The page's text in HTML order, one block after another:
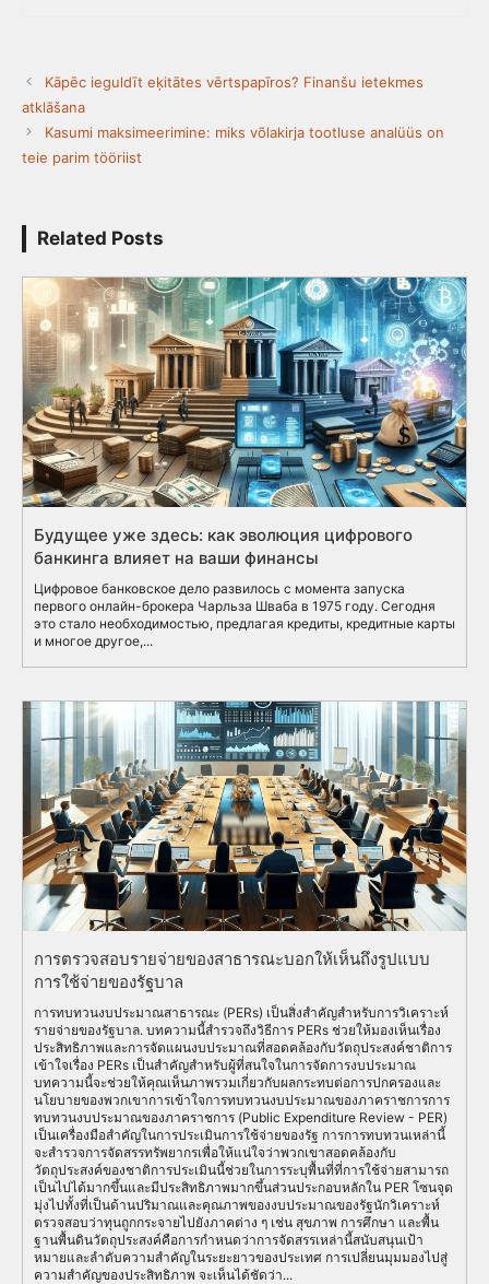
Kāpēc ieguldīt eķitātes vērtspapīros? Finanšu ietekmes
atklāšana
Kasumi maksimeerimine: miks võlakirja tootluse analüüs on
teie parim tööriist
Related Posts
Будущее уже здесь: как эволюция цифрового
банкинга влияет на ваши финансы
Цифровое банковское дело развилось с момента запуска
первого онлайн-брокера Чарльза Шваба в 1975 году. Сегодня
это стало необходимостью, предлагая кредиты, кредитные карты
и многое другое,...
การตรวจสอบรายจ่ายของสาธารณะบอกให้เห็นถึงรูปแบบ
การใช้จ่ายของรัฐบาล
การทบทวนงบประมาณสาธารณะ (PERs) เป็นสิ่งสำคัญสำหรับการวิเคราะห์
รายจ่ายของรัฐบาล. บทความนี้สำรวจถึงวิธีการ PERs ช่วยให้มองเห็นเรื่อง
ประสิทธิภาพและการจัดแผนงบประมาณที่สอดคล้องกับวัตถุประสงค์ชาติการ
เข้าใจเรื่อง PERs เป็นสำคัญสำหรับผู้ที่สนใจในการจัดการงบประมาณ
บทความนี้จะช่วยให้คุณเห็นภาพรวมเกี่ยวกับผลกระทบต่อการปกครองและ
นโยบายของพวกเขาการเข้าใจการทบทวนงบประมาณของภาคราชการการ
ทบทวนงบประมาณของภาคราชการ (Public Expenditure Review - PER)
เป็นเครื่องมือสำคัญในการประเมินการใช้จ่ายของรัฐ การการทบทวนเหล่านี้
จะสำรวจการจัดสรรทรัพยากรเพื่อให้แน่ใจว่าพวกเขาสอดคล้องกับ
วัตถุประสงค์ของชาติการประเมินนี้ช่วยในการระบุพื้นที่ที่การใช้จ่ายสามารถ
เป็นไปได้มากขึ้นและมีประสิทธิภาพมากขึ้นส่วนประกอบหลักใน PER โซนจุด
มุ่งไปทั้งที่เป็นด้านปริมาณและคุณภาพของงบประมาณของรัฐนักวิเคราะห์
ตรวจสอบว่าทุนถูกกระจายไปยังภาคต่าง ๆ เช่น สุขภาพ การศึกษา และพื้น
ฐานพื้นดินวัตถุประสงค์คือการกำหนดว่าการจัดสรรเหล่านี้สนับสนุนเป้า
หมายและลำดับความสำคัญในระยะยาวของประเทศ การเปลี่ยนมุมมองไปสู่
ความสำคัญของประสิทธิภาพ จะเห็นได้ชัดว่า...